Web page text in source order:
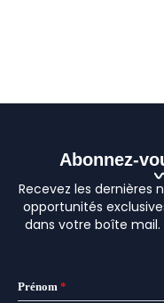
Abonnez-
Recevez les dernières
opportunités
dans votre boîte mail.
Prénom *